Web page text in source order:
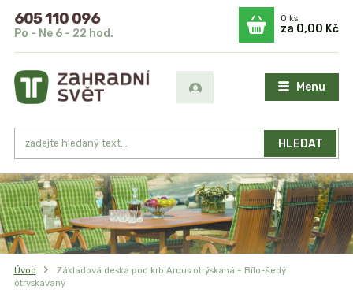
Menu
HLEDAT
605 110 096
Po - Ne 6 - 22 hod.
0ks
za 0,00 Kč
Úvod
Základová deska pod krb Arcus otrýskaná - Bílo-šedý
otryskávaný